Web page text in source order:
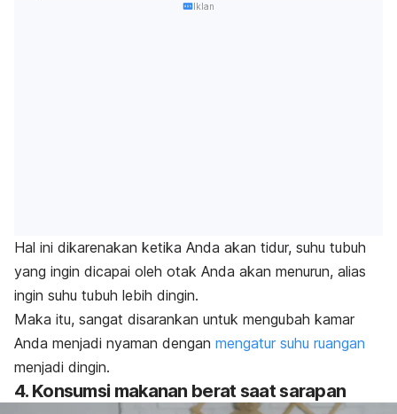
Iklan
Hal ini dikarenakan ketika Anda akan tidur, suhu tubuh
yang ingin dicapai oleh otak Anda akan menurun, alias
ingin suhu tubuh lebih dingin.
Maka itu, sangat disarankan untuk mengubah kamar
Anda menjadi nyaman dengan mengatur suhu ruangan
menjadi dingin.
4. Konsumsi makanan berat saat sarapan